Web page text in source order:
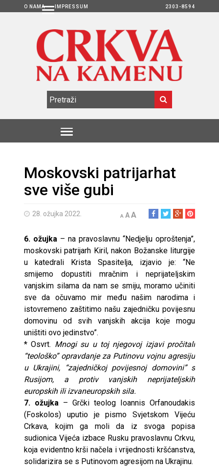
O NAMA IMPRESSUM 2303-8594
Moskovski patrijarhat
sve više gubi
28. ožujka 2022. A AA
6. ožujka – na pravoslavnu “Nedjelju oproštenja”,
moskovski patrijarh Kiril, nakon Božanske liturgije
u katedrali Krista Spasitelja, izjavio je: “Ne
smijemo dopustiti mračnim i neprijateljskim
vanjskim silama da nam se smiju, moramo učiniti
sve da očuvamo mir među našim narodima i
istovremeno zaštitimo našu zajedničku povijesnu
domovinu od svih vanjskih akcija koje mogu
uništiti ovo jedinstvo”.
* Osvrt. Mnogi su u toj njegovoj izjavi pročitali
“teološko” opravdanje za Putinovu vojnu agresiju
u Ukrajini, “zajedničkoj povijesnoj domovini” s
Rusijom, a protiv vanjskih neprijateljskih
europskih ili izvaneuropskih sila.
7. ožujka – Grčki teolog Ioannis Orfanoudakis
(Foskolos) uputio je pismo Svjetskom Vijeću
Crkava, kojim ga moli da iz svoga popisa
sudionica Vijeća izbace Rusku pravoslavnu Crkvu,
koja evidentno krši načela i vrijednosti kršćanstva,
solidarizira se s Putinovom agresijom na Ukrajinu.